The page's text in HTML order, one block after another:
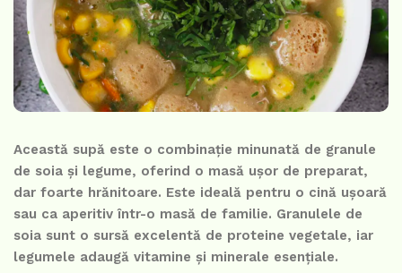
Această supă este o combinație minunată de granule
de soia și legume, oferind o masă ușor de preparat,
dar foarte hrănitoare. Este ideală pentru o cină ușoară
sau ca aperitiv într-o masă de familie. Granulele de
soia sunt o sursă excelentă de proteine vegetale, iar
legumele adaugă vitamine și minerale esențiale.